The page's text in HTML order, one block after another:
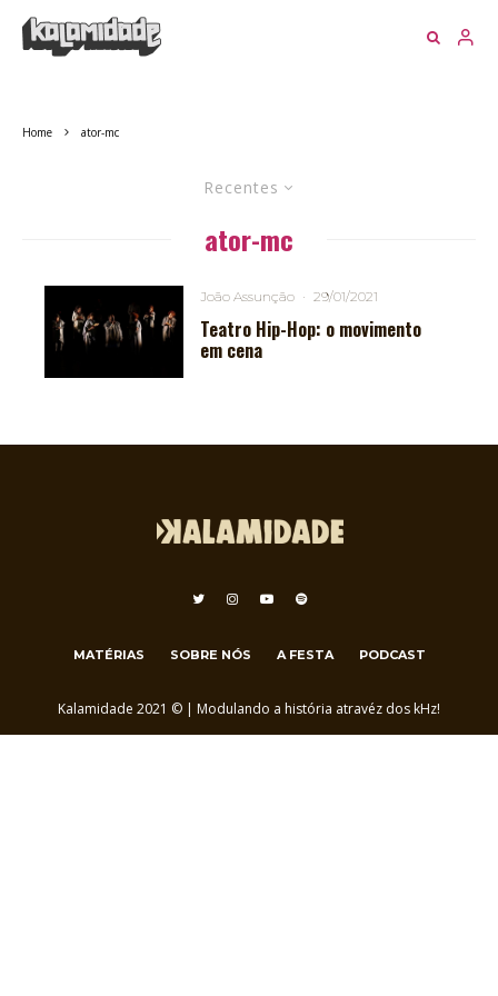
Home ator-mc
Recentes
ator-mc
João Assunção · 29/01/2021
Teatro Hip-Hop: o movimento
em cena
MATÉRIAS SOBRE NÓS A FESTA PODCAST
Kalamidade 2021 © | Modulando a história atravéz dos kHz!